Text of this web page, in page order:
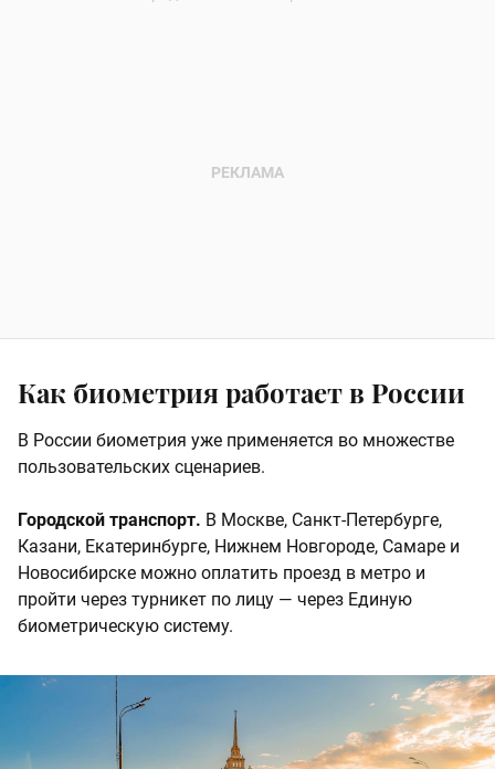
Как биометрия работает в России
В России биометрия уже применяется во множестве
пользовательских сценариев.
Городской транспорт. В Москве, Санкт-Петербурге,
Казани, Екатеринбурге, Нижнем Новгороде, Самаре и
Новосибирске можно оплатить проезд в метро и
пройти через турникет по лицу — через Единую
биометрическую систему.